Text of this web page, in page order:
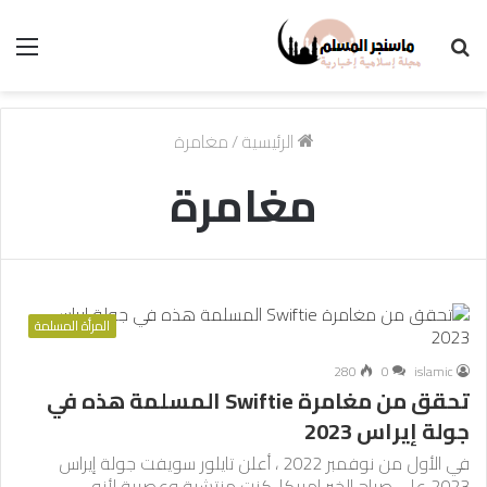
الرئيسية/مغامرة
مغامرة
المرأة المسلمة
islamic
0
280
تحقق من مغامرة Swiftie المسلمة هذه في
جولة إيراس 2023
في الأول من نوفمبر 2022 ، أعلن تايلور سويفت جولة إيراس